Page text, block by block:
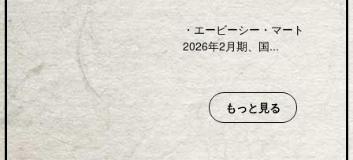
・エービーシー・マート
2026年2月期、国...
もっと見る